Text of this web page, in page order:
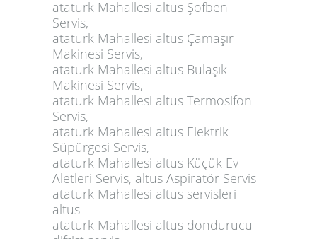
ataturk Mahallesi altus Şofben
Servis,
ataturk Mahallesi altus Çamaşır
Makinesi Servis,
ataturk Mahallesi altus Bulaşık
Makinesi Servis,
ataturk Mahallesi altus Termosifon
Servis,
ataturk Mahallesi altus Elektrik
Süpürgesi Servis,
ataturk Mahallesi altus Küçük Ev
Aletleri Servis, altus Aspiratör Servis
ataturk Mahallesi altus servisleri
altus
ataturk Mahallesi altus dondurucu